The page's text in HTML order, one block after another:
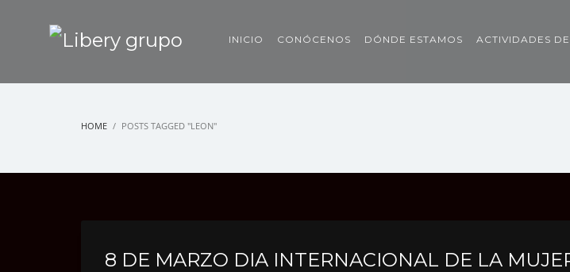
INICIO CONÓCENOS DÓNDE ESTAMOS ACTIVIDADES
HOME POSTS TAGGED "LEON"
8 DE MARZO DIA INTERNACIONAL DE LA